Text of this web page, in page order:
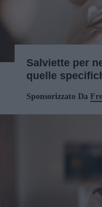
Salviette per
quelle
Sponsorizzato Da